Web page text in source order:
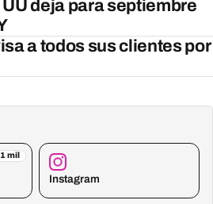
deja para septiembre
a todos sus clientes por
mil
Instagram